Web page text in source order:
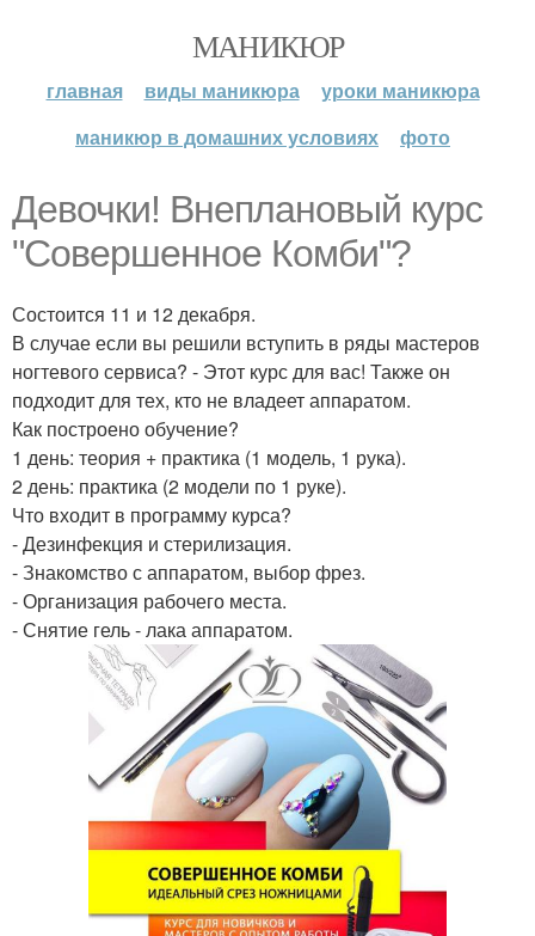
МАНИКЮР
главная виды маникюра
уроки маникюра
маникюр в домашних условиях
фото
Девочки! Внеплановый курс
"Совершенное Комби"?
Состоится 11 и 12 декабря.
В случае если вы решили вступить в ряды мастеров
ногтевого сервиса? - Этот курс для вас! Также он
подходит для тех, кто не владеет аппаратом.
Как построено обучение?
1 день: теория + практика (1 модель, 1 рука).
2 день: практика (2 модели по 1 руке).
Что входит в программу курса?
- Дезинфекция и стерилизация.
- Знакомство с аппаратом, выбор фрез.
- Организация рабочего места.
- Снятие гель - лака аппаратом.